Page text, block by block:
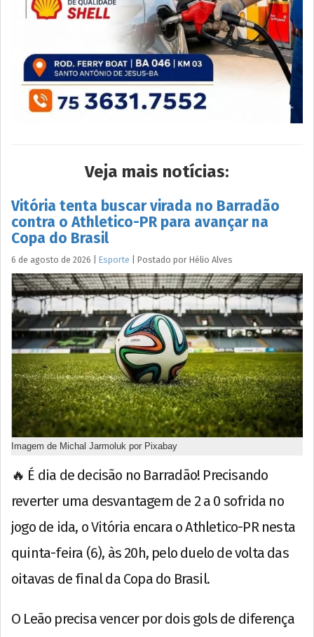
Veja mais notícias:
Vitória tenta buscar virada no Barradão
contra o Athletico-PR para avançar na
Copa do Brasil
6 de agosto de 2026 Esporte Postado por Hélio Alves
Imagem de Michal Jarmoluk por Pixabay
🔥 É dia de decisão no Barradão! Precisando
reverter uma desvantagem de 2 a 0 sofrida no
jogo de ida, o Vitória encara o Athletico-PR nesta
quinta-feira (6), às 20h, pelo duelo de volta das
oitavas de final da Copa do Brasil.
O Leão precisa vencer por dois gols de diferença